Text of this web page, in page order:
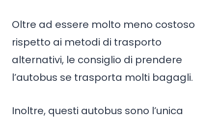
Oltre ad essere molto meno costoso
rispetto ai metodi di trasporto
alternativi, le consiglio di prendere
l’autobus se trasporta molti bagagli.
Inoltre, questi autobus sono l’unica